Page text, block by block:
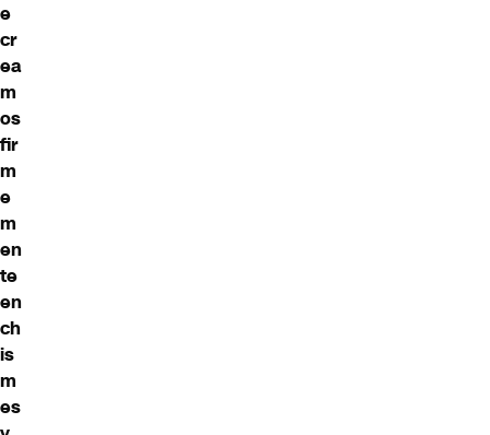
e
cr
ea
m
os
fir
m
e
m
en
te
en
ch
is
m
es